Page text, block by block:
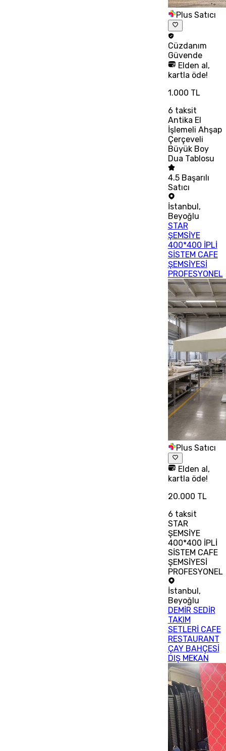
Plus Satıcı
Cüzdanım
Güvende
Elden al,
kartla öde!
1.000 TL
6 taksit
Antika El
İşlemeli Ahşap
Çerçeveli
Büyük Boy
Dua Tablosu
4.5 Başarılı
Satıcı
İstanbul,
Beyoğlu
STAR
ŞEMSİYE
400*400 İPLİ
SİSTEM CAFE
ŞEMSİYESİ
PROFESYONEL
Plus Satıcı
Elden al,
kartla öde!
20.000 TL
6 taksit
STAR
ŞEMSİYE
400*400 İPLİ
SİSTEM CAFE
ŞEMSİYESİ
PROFESYONEL
İstanbul,
Beyoğlu
DEMİR SEDİR
TAKIM
SETLERİ CAFE
RESTAURANT
ÇAY BAHÇESİ
DIŞ MEKAN